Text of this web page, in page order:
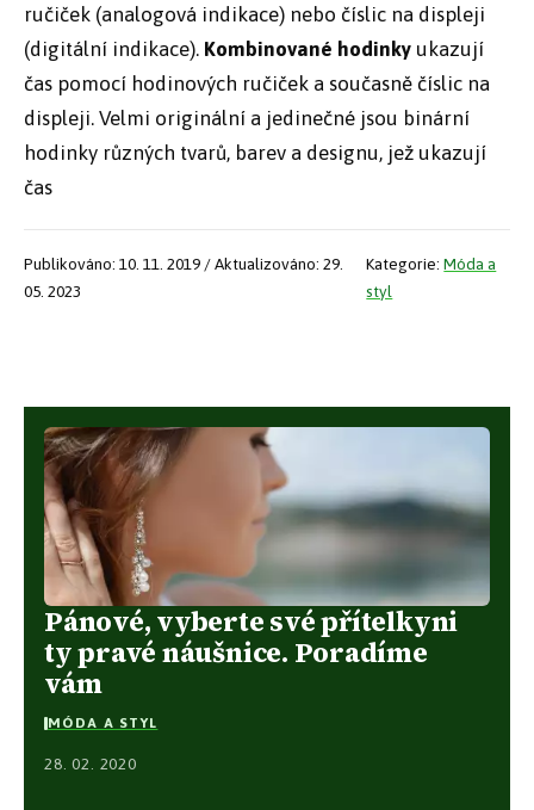
ručiček (analogová indikace) nebo číslic na displeji
(digitální indikace). Kombinované hodinky ukazují
čas pomocí hodinových ručiček a současně číslic na
displeji. Velmi originální a jedinečné jsou binární
hodinky různých tvarů, barev a designu, jež ukazují
čas
Publikováno: 10. 11. 2019 / Aktualizováno: 29.
05. 2023
Kategorie:Móda a
styl
Pánové, vyberte své přítelkyni
ty pravé náušnice. Poradíme
vám
MÓDA A STYL
28. 02. 2020